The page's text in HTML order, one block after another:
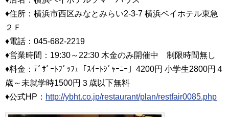
♦住所：横浜市西区みなとみらい2-3-7 横浜ベイホテル東急
２Ｆ
♦電話：045‐682‐2219
♦営業時間：19:30～22:30 木金のみ開催中 制限時間無し
♦料金：ﾃﾞｻﾞｰﾄﾌﾞｯﾌｪ「ｽｲｰﾄｼﾞｬｰﾆｰ」4200円 小学生2800円４
歳～未就学時1500円３歳以下無料
♦公式HP： http://ybht.co.jp/restaurant/plan/restfair0085.php